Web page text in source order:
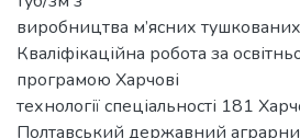
виробництва м’ясних
Кваліфікаційна робота за
програмою Харчові
технології спеціальності 181
Полтавський державний